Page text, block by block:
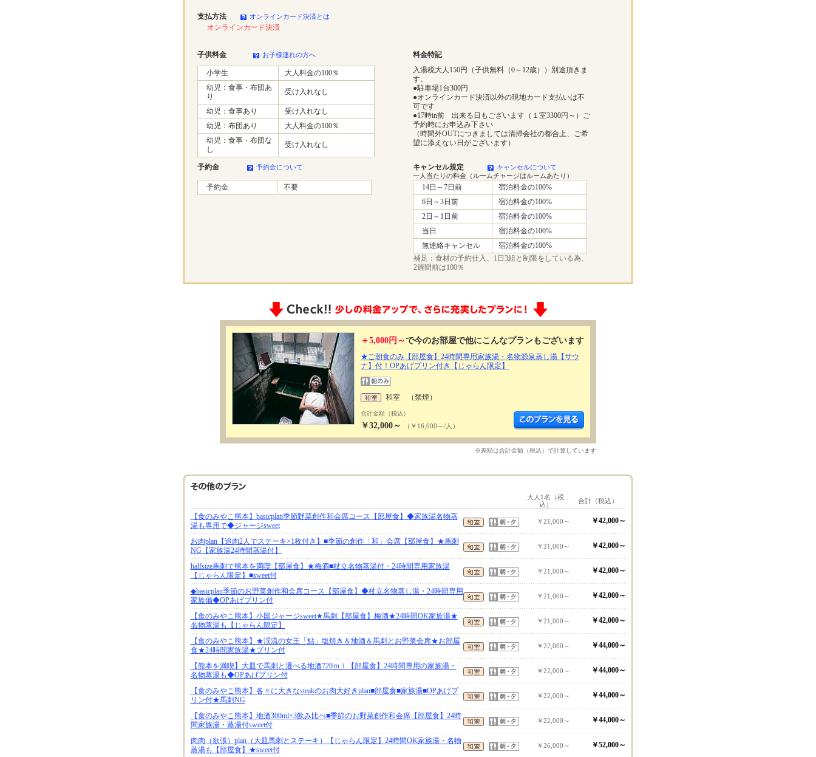
支払方法 オンラインカード決済とは
オンラインカード決済
子供料金 お子様連れの方へ 料金特記
小学生
大人料金の100％
幼児：食事・布団あ
り
受け入れなし
幼児：食事あり
受け入れなし
幼児：布団あり
大人料金の100％
幼児：食事・布団な
し
受け入れなし
入湯税大人150円（子供無料（0～12歳））別途頂きま
す。
●駐車場1台300円
●オンラインカード決済以外の現地カード支払いは不
可です
●17時in前 出来る日もございます（１室3300円～）ご
予約時にお申込み下さい
（時間外OUTにつきましては清掃会社の都合上、ご希
望に添えない日がございます）
予約金 予約金について キャンセル規定
キャンセルについて
一人当たりの料金（ルームチャージはルームあたり）
予約金 不要 14日～7日前
宿泊料金の100%
6日～3日前
宿泊料金の100%
2日～1日前
宿泊料金の100%
当日
宿泊料金の100%
無連絡キャンセル
宿泊料金の100%
補足：食材の予約仕入、1日3組と制限をしている為、
2週間前は100％
＋5,000円～で今のお部屋で他にこんなプランもございます
★ご朝食のみ【部屋食】24時間専用家族湯・名物源泉蒸し湯【サウ
ナ】付！OPあげプリン付き【じゃらん限定】
和室 （禁煙）
合計金額（税込）
￥32,000～ （￥16,000～/人）
※差額は合計金額（税込）で計算しています
大人1名（税
込）
合計（税込）
【食のみやこ熊本】basicplan季節野菜創作和会席コース【部屋食】◆家族湯名物蒸
湯も専用で◆ジャージsweet
￥21,000～ ￥42,000～
お肉plan【追肉2人でステーキ×1枚付き】■季節の創作「和」会席【部屋食】★馬刺
NG【家族湯24時間蒸湯付】
￥21,000～ ￥42,000～
halfsize馬刺で熊本を満喫【部屋食】★梅酒■杖立名物蒸湯付・24時間専用家族湯
【じゃらん限定】■sweet付
￥21,000～ ￥42,000～
◆basicplan季節のお野菜創作和会席コース【部屋食】◆杖立名物蒸し湯・24時間専用
家族備◆OPあげプリン付
￥21,000～ ￥42,000～
【食のみやこ熊本】小国ジャージsweet★馬刺【部屋食】梅酒★24時間OK家族湯★
名物蒸湯も【じゃらん限定】
￥21,000～ ￥42,000～
【食のみやこ熊本】★渓流の女王「鮎」塩焼き＆地酒＆馬刺とお野菜会席★お部屋
食★24時間家族湯★プリン付
￥22,000～ ￥44,000～
【熊本を満喫】大皿で馬刺と選べる地酒720ｍｌ【部屋食】24時間専用の家族湯・
名物蒸湯も◆OPあげプリン付
￥22,000～ ￥44,000～
【食のみやこ熊本】各々に大きなsteakのお肉大好きplan■部屋食■家族湯■OPあげプ
リン付★馬刺NG
￥22,000～ ￥44,000～
【食のみやこ熊本】地酒300ml×3飲み比べ■季節のお野菜創作和会席【部屋食】24時
間家族湯・蒸湯付sweet付
￥22,000～ ￥44,000～
肉肉（欲張）plan（大皿馬刺とステーキ）【じゃらん限定】24時間OK家族湯・名物
蒸湯も【部屋食】★sweet付
￥26,000～ ￥52,000～